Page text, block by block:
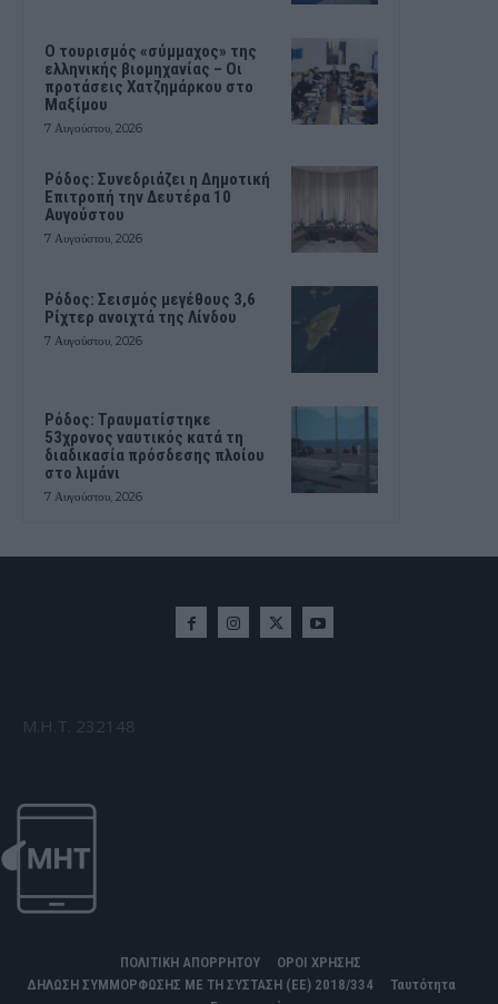
Ο τουρισμός «σύμμαχος» της
ελληνικής βιομηχανίας – Οι
προτάσεις Χατζημάρκου στο
Μαξίμου
7 Αυγούστου, 2026
Ρόδος: Συνεδριάζει η Δημοτική
Επιτροπή την Δευτέρα 10
Αυγούστου
7 Αυγούστου, 2026
Ρόδος: Σεισμός μεγέθους 3,6
Ρίχτερ ανοιχτά της Λίνδου
7 Αυγούστου, 2026
Ρόδος: Τραυματίστηκε
53χρονος ναυτικός κατά τη
διαδικασία πρόσδεσης πλοίου
στο λιμάνι
7 Αυγούστου, 2026
Μ.Η.Τ. 232148
ΠΟΛΙΤΙΚΗ ΑΠΟΡΡΗΤΟΥ
ΟΡΟΙ ΧΡΗΣΗΣ
ΔΗΛΩΣΗ ΣΥΜΜΟΡΦΩΣΗΣ ΜΕ ΤΗ ΣΥΣΤΑΣΗ (ΕΕ) 2018/334
Ταυτότητα